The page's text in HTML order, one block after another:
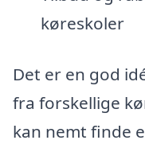
køreskoler
Det er en god
fra forskellige
kan nemt finde